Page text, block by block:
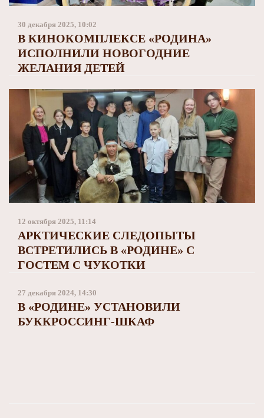
Заполярный театр драмы
30 декабря 2025, 10:02
В КИНОКОМПЛЕКСЕ «РОДИНА»
ИСПОЛНИЛИ НОВОГОДНИЕ
ЖЕЛАНИЯ ДЕТЕЙ
12 октября 2025, 11:14
АРКТИЧЕСКИЕ СЛЕДОПЫТЫ
ВСТРЕТИЛИСЬ В «РОДИНЕ» С
ГОСТЕМ С ЧУКОТКИ
27 декабря 2024, 14:30
В «РОДИНЕ» УСТАНОВИЛИ
БУККРОССИНГ-ШКАФ